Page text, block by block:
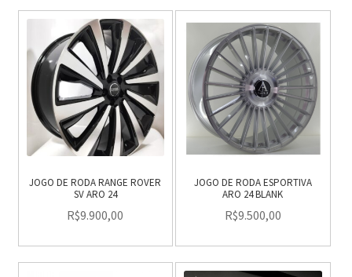
recente
JOGO DE RODA RANGE ROVER
SV ARO 24
R$9.900,00
JOGO DE RODA ESPORTIVA
ARO 24 BLANK
R$9.500,00